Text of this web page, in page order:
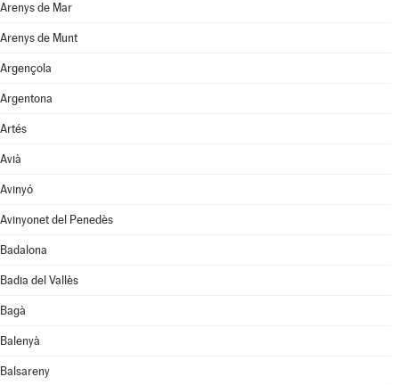
Arenys de Mar
Arenys de Munt
Argençola
Argentona
Artés
Avià
Avinyó
Avinyonet del Penedès
Badalona
Badia del Vallès
Bagà
Balenyà
Balsareny